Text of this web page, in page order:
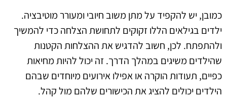
כמובן, יש להקפיד על מתן משוב חיובי ומעורר מוטיבציה.
ילדים בגילאים הללו זקוקים לתחושת הצלחה כדי להמשיך
ולהתפתח. לכן, חשוב להדגיש את ההצלחות הקטנות
שהילדים משיגים במהלך הדרך. זה יכול להיות מחיאות
כפיים, תעודות הוקרה או אפילו אירועים מיוחדים שבהם
הילדים יכולים להציג את הכישורים שלהם מול קהל.